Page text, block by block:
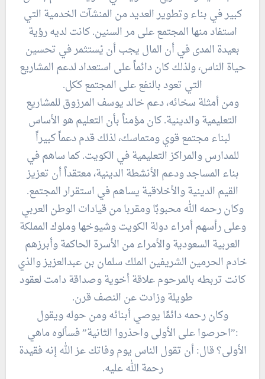
كبير في بناء وتطوير العديد من المنشآت الخدمية التي
استفاد منها المجتمع على مر السنين. كانت لديه رؤية
بعيدة المدى في أن المال يجب أن يُستثمر في تحسين
حياة الناس، ولذلك كان دائماً على استعداد لدعم المشاريع
التي تعود بالنفع على المجتمع ككل.
ومن أمثلة سخائه، دعم خالد يوسف المرزوق للمشاريع
التعليمية والدينية. كان مؤمناً بأن التعليم هو الأساس
لبناء مجتمع قوي ومتماسك، لذلك قدم دعماً كبيراً
للمدارس والمراكز التعليمية في الكويت. كما ساهم في
بناء المساجد ودعم الأنشطة الدينية، معتقداً أن تعزيز
القيم الدينية والأخلاقية يساهم في استقرار المجتمع.
وكان رحمه الله محبوبًا ومقربا من قيادات الوطن العربي
وعلى رأسهم أمراء دولة الكويت وشيوخها وملوك المملكة
العربية السعودية والأمراء من الأسرة الحاكمة وأبرزهم
خادم الحرمين الشريفين الملك سلمان بن عبدالعزيز والذي
كانت تربطه بالمرحوم علاقة أخوية وصداقة دامت لعقود
طويلة وزادت عن النصف قرن.
وكان رحمه دائمًا يوصي أبنائه ومن حوله ويقول
:”احرصوا على الأولى واحذروا الثانية” فسألوه ماهي
الأولى؟ قال: أن تقول الناس يوم وفاتك عز الله إنه فقيدة
رحمة الله عليه.